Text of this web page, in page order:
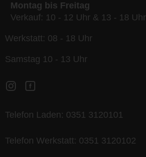
Montag bis Freitag
Verkauf: 10 - 12 Uhr & 13 - 18 Uhr
Werkstatt: 08 - 18 Uhr
Samstag 10 - 13 Uhr
Telefon Laden: 0351 3120101
Telefon Werkstatt: 0351 3120102